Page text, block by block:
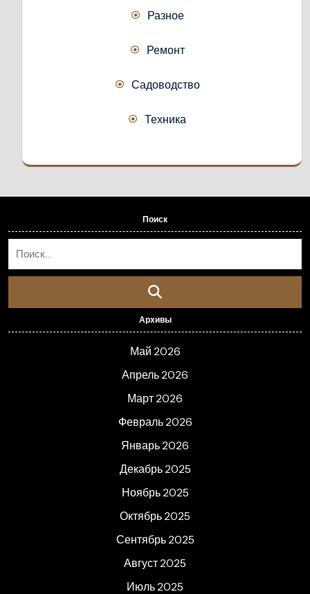
Разное
Ремонт
Садоводство
Техника
Поиск
Архивы
Май 2026
Апрель 2026
Март 2026
Февраль 2026
Январь 2026
Декабрь 2025
Ноябрь 2025
Октябрь 2025
Сентябрь 2025
Август 2025
Июль 2025